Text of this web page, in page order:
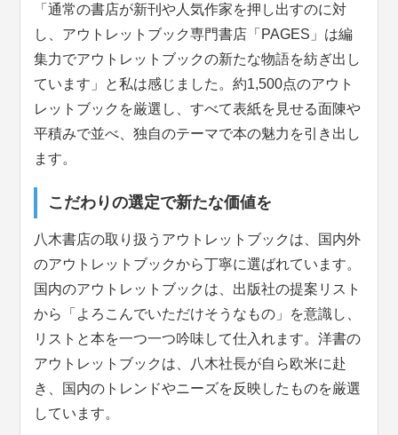
「通常の書店が新刊や人気作家を押し出すのに対
し、アウトレットブック専門書店「PAGES」は編
集力でアウトレットブックの新たな物語を紡ぎ出し
ています」と私は感じました。約1,500点のアウト
レットブックを厳選し、すべて表紙を見せる面陳や
平積みで並べ、独自のテーマで本の魅力を引き出し
ます。
こだわりの選定で新たな価値を
八木書店の取り扱うアウトレットブックは、国内外
のアウトレットブックから丁寧に選ばれています。
国内のアウトレットブックは、出版社の提案リスト
から「よろこんでいただけそうなもの」を意識し、
リストと本を一つ一つ吟味して仕入れます。洋書の
アウトレットブックは、八木社長が自ら欧米に赴
き、国内のトレンドやニーズを反映したものを厳選
しています。